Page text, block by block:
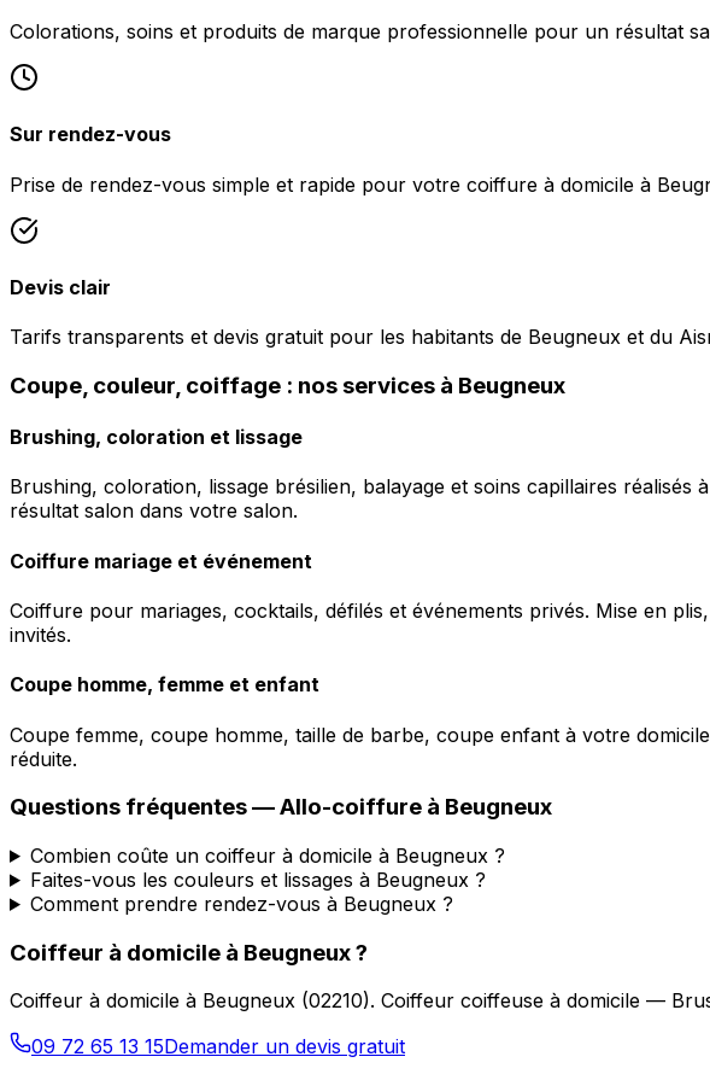
Colorations, soins et produits de marque professionnelle pour un résultat
Sur rendez-vous
Prise de rendez-vous simple et rapide pour votre coiffure à domicile à
Devis clair
Tarifs transparents et devis gratuit pour les habitants de Beugneux et du
Coupe, couleur, coiffage : nos services à Beugneux
Brushing, coloration et lissage
Brushing, coloration, lissage brésilien, balayage et soins capillaires
résultat salon dans votre salon.
Coiffure mariage et événement
Coiffure pour mariages, cocktails, défilés et événements privés. Mise en
invités.
Coupe homme, femme et enfant
Coupe femme, coupe homme, taille de barbe, coupe enfant à votre
réduite.
Questions fréquentes —Allo-coiffure à Beugneux
Combien coûte un coiffeur à domicile à Beugneux ?
Faites-vous les couleurs et lissages à Beugneux ?
Comment prendre rendez-vous à Beugneux ?
Coiffeur à domicile à Beugneux?
Coiffeur à domicile à Beugneux (02210). Coiffeur coiffeuse à domicile —
09 72 65 13 15Demander un devis gratuit